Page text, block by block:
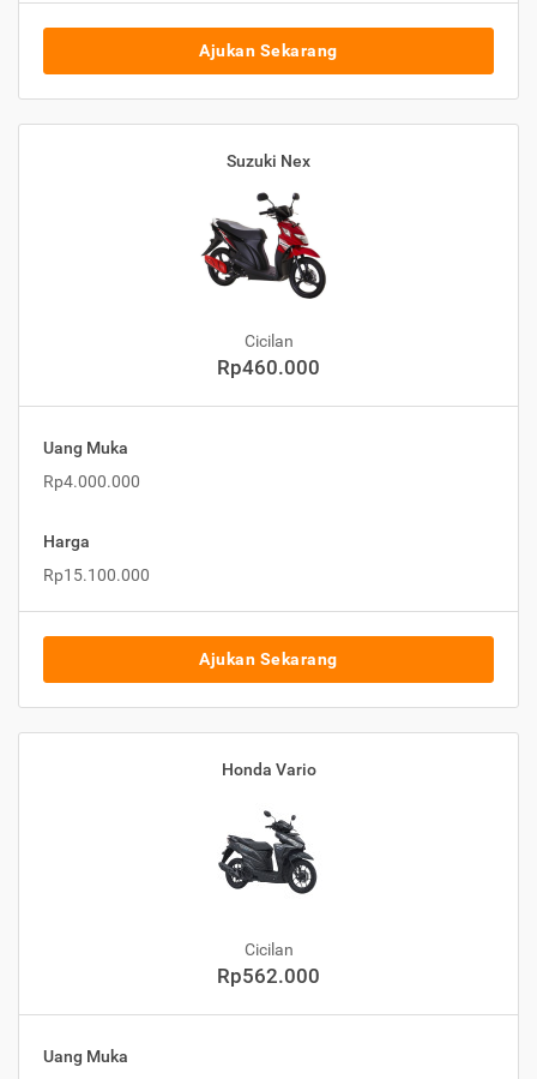
Ajukan Sekarang
Suzuki Nex
Cicilan
Rp460.000
Uang Muka
Rp4.000.000
Harga
Rp15.100.000
Ajukan Sekarang
Honda Vario
Cicilan
Rp562.000
Uang Muka